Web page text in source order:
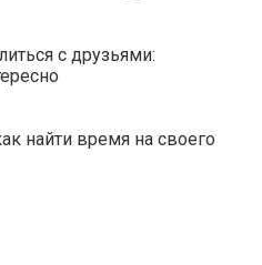
с друзьями:
найти время на своего